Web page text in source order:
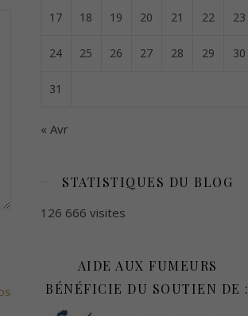
17 18 19 20 21 22 23
24 25 26 27 28 29 30
31
« Avr
STATISTIQUES DU BLOG
126 666 visites
AIDE AUX FUMEURS
BÉNÉFICIE DU SOUTIEN DE :